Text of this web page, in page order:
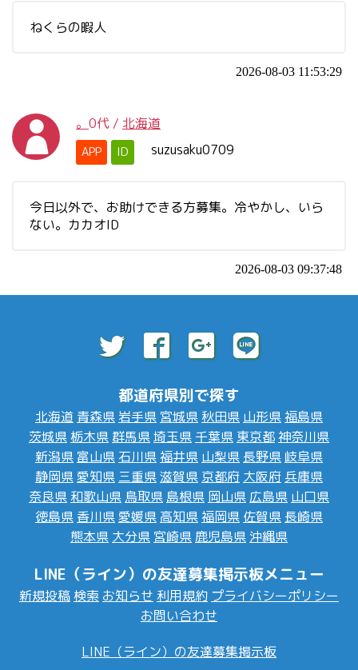
ねくらの暇人
2026-08-03 11:53:29
。 0代 / 北海道
APP ID suzusaku0709
今日以外で、お助けできる方募集。冷やかし、いら
ない。カカオID
2026-08-03 09:37:48
都道府県別で探す
北海道 青森県 岩手県 宮城県 秋田県 山形県福島県
茨城県 栃木県群馬県埼玉県 千葉県 東京都神奈川県
新潟県 富山県 石川県福井県 山梨県 長野県 岐阜県
静岡県愛知県 三重県滋賀県 京都府 大阪府 兵庫県
奈良県 和歌山県 鳥取県 島根県 岡山県 広島県 山口県
徳島県 香川県愛媛県 高知県福岡県 佐賀県 長崎県
熊本県 大分県 宮崎県 鹿児島県 沖縄県
LINE（ライン）の友達募集掲示板メニュー
新規投稿 検索 お知らせ 利用規約 プライバシーポリシー
お問い合わせ
LINE（ライン）の友達募集掲示板